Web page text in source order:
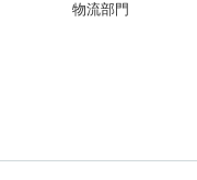
物流部門